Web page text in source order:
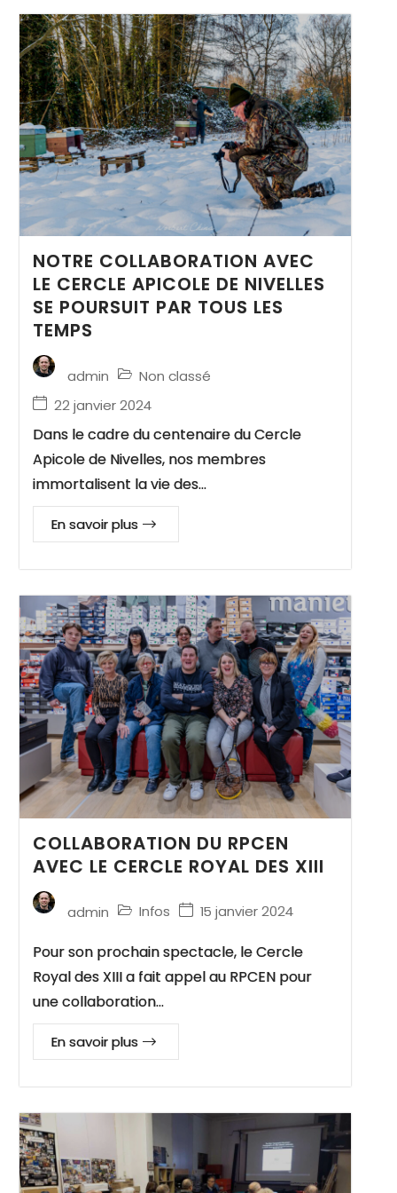
NOTRE COLLABORATION AVEC
LE CERCLE APICOLE DE NIVELLES
SE POURSUIT PAR TOUS LES
TEMPS
admin
Non classé
22 janvier 2024
Dans le cadre du centenaire du Cercle
Apicole de Nivelles, nos membres
immortalisent la vie des…
En savoir plus
COLLABORATION DU RPCEN
AVEC LE CERCLE ROYAL DES XIII
admin Infos 15 janvier 2024
Pour son prochain spectacle, le Cercle
Royal des XIII a fait appel au RPCEN pour
une collaboration…
En savoir plus